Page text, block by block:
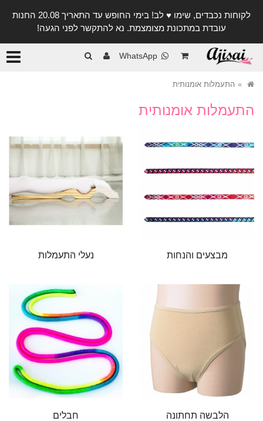
לקוחות נכבדים, שימו ♥️ לב! בימי החופש עד התאריך 20.08 החנות
עובדת במתכונת מצומצמת. נא להתקשר לפני הגעה!
WhatsApp
התעמלות אומנותית
התעמלות אומנותית
מבצעים והנחות נעלי התעמלות
הלבשה תחתונה חבלים